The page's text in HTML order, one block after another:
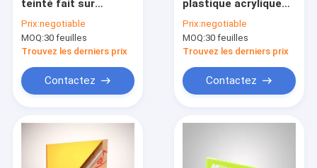
teinté fait sur
plat acrylique de
feuilles en plastique
minces
Prix:negotiable
MOQ:30 feuilles
Trouvez les derniers prix
Contactez
plastique acrylique
en plastique de serre
chaude de
1220X1830MM
Prix:negotiable
MOQ:30 feuilles
Trouvez les derniers prix
Contactez